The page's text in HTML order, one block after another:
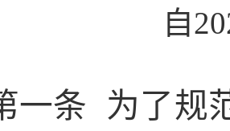
自
一条
为了规